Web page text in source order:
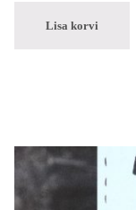
Lisa korvi